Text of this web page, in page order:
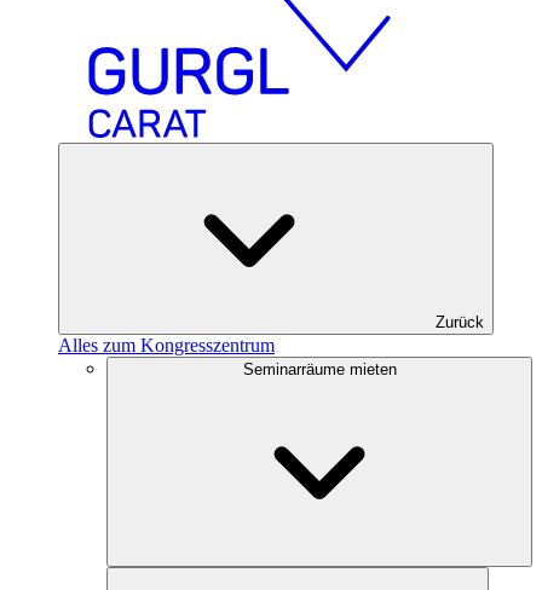
Zurück
Alles zum Kongresszentrum
Seminarräume mieten